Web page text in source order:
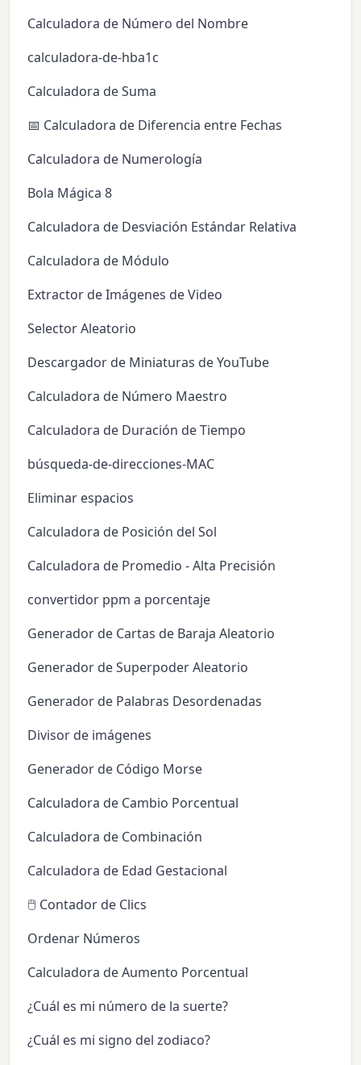
Calculadora de Número del Nombre
calculadora-de-hba1c
Calculadora de Suma
📅 Calculadora de Diferencia entre Fechas
Calculadora de Numerología
Bola Mágica 8
Calculadora de Desviación Estándar Relativa
Calculadora de Módulo
Extractor de Imágenes de Video
Selector Aleatorio
Descargador de Miniaturas de YouTube
Calculadora de Número Maestro
Calculadora de Duración de Tiempo
búsqueda-de-direcciones-MAC
Eliminar espacios
Calculadora de Posición del Sol
Calculadora de Promedio - Alta Precisión
convertidor ppm a porcentaje
Generador de Cartas de Baraja Aleatorio
Generador de Superpoder Aleatorio
Generador de Palabras Desordenadas
Divisor de imágenes
Generador de Código Morse
Calculadora de Cambio Porcentual
Calculadora de Combinación
Calculadora de Edad Gestacional
🖱️ Contador de Clics
Ordenar Números
Calculadora de Aumento Porcentual
¿Cuál es mi número de la suerte?
¿Cuál es mi signo del zodiaco?